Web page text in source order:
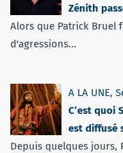
Zénith
Alors que Patrick Bruel
d'agressions...
A LA UNE,
C’est quoi
est diffusé
Depuis quelques jours,